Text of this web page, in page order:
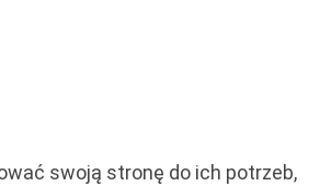
swoją stronę do ich potrzeb,